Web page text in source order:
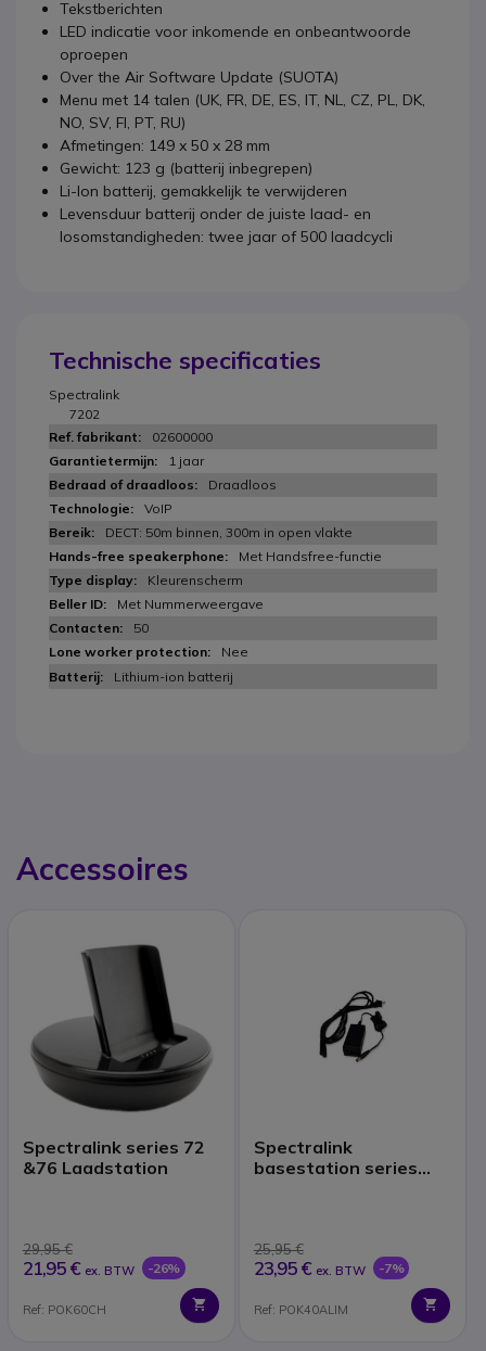
Tekstberichten
LED indicatie voor inkomende en onbeantwoorde
oproepen
Over the Air Software Update (SUOTA)
Menu met 14 talen (UK, FR, DE, ES, IT, NL, CZ, PL, DK,
NO, SV, FI, PT, RU)
Afmetingen: 149 x 50 x 28 mm
Gewicht: 123 g (batterij inbegrepen)
Li-Ion batterij, gemakkelijk te verwijderen
Levensduur batterij onder de juiste laad- en
losomstandigheden: twee jaar of 500 laadcycli
Technische specificaties
Spectralink
7202
02600000
1 jaar
Draadloos
VoIP
DECT: 50m binnen, 300m in open vlakte
Met Handsfree-functie
Kleurenscherm
Met Nummerweergave
50
Nee
Lithium-ion batterij
Accessoires
Spectralink series 72
&76 Laadstation
29,95 €
21,95 € ex. BTW -26%
Ref: POK60CH
Spectralink
basestation series
25,95 €
23,95 € ex. BTW -7%
Ref: POK40ALIM